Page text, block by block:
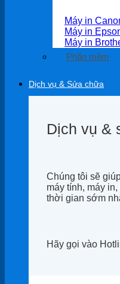
Máy in
Máy in
Máy in
Phần mềm
Dịch vụ & Sửa chữa
Dịch vụ &
Chúng tôi sẽ
máy tính, máy
thời gian sớm
Hãy gọi vào